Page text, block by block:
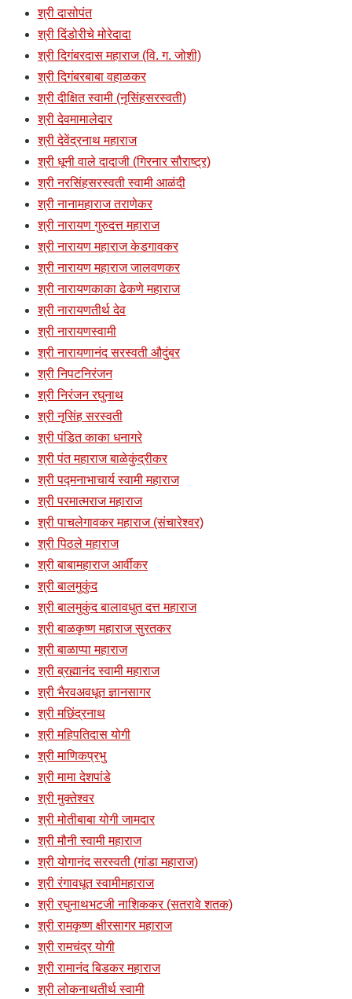
श्री दासोपंत
श्री दिंडोरीचे मोरेदादा
श्री दिगंबरदास महाराज (वि. ग. जोशी)
श्री दिगंबरबाबा वहाळकर
श्री दीक्षित स्वामी (नृसिंहसरस्वती)
श्री देवमामालेदार
श्री देवेंद्रनाथ महाराज
श्री धूनी वाले दादाजी (गिरनार सौराष्ट्र)
श्री नरसिंहसरस्वती स्वामी आळंदी
श्री नानामहाराज तराणेकर
श्री नारायण गुरुदत्त महाराज
श्री नारायण महाराज केडगावकर
श्री नारायण महाराज जालवणकर
श्री नारायणकाका ढेकणे महाराज
श्री नारायणतीर्थ देव
श्री नारायणस्वामी
श्री नारायणानंद सरस्वती औदुंबर
श्री निपटनिरंजन
श्री निरंजन रघुनाथ
श्री नृसिंह सरस्वती
श्री पंडित काका धनागरे
श्री पंत महाराज बाळेकुंद्रीकर
श्री पद्मनाभाचार्य स्वामी महाराज
श्री परमात्मराज महाराज
श्री पाचलेगावकर महाराज (संचारेश्वर)
श्री पिठले महाराज
श्री बाबामहाराज आर्वीकर
श्री बालमुकुंद
श्री बालमुकुंद बालावधुत दत्त महाराज
श्री बाळकृष्ण महाराज सुरतकर
श्री बाळाप्पा महाराज
श्री ब्रह्मानंद स्वामी महाराज
श्री भैरवअवधूत ज्ञानसागर
श्री मछिंद्रनाथ
श्री महिपतिदास योगी
श्री माणिकप्रभु
श्री मामा देशपांडे
श्री मुक्तेश्वर
श्री मोतीबाबा योगी जामदार
श्री मौनी स्वामी महाराज
श्री योगानंद सरस्वती (गांडा महाराज)
श्री रंगावधूत स्वामीमहाराज
श्री रघुनाथभटजी नाशिककर (सतरावे शतक)
श्री रामकृष्ण क्षीरसागर महाराज
श्री रामचंद्र योगी
श्री रामानंद बिडकर महाराज
श्री लोकनाथतीर्थ स्वामी